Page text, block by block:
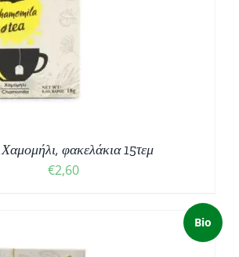
Χαμομήλι, φακελάκια 15τεμ
€2,60
Bio